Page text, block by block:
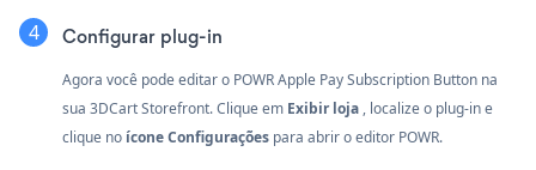
Configurar plug-in
Agora você pode editar o POWR Apple Pay Subscription Button na
sua 3DCart Storefront. Clique em Exibir loja, localize o plug-in e
clique no ícone Configurações para abrir o editor POWR.